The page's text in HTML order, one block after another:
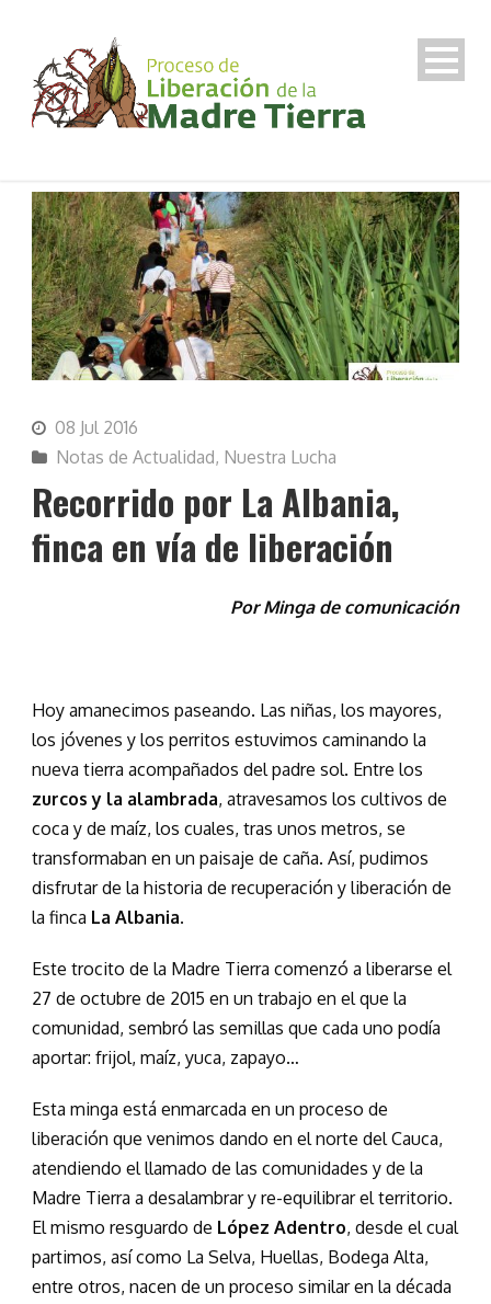
08 Jul 2016
Notas de Actualidad, Nuestra Lucha
Recorrido por La Albania,
finca en vía de liberación
Por Minga de comunicación
Hoy amanecimos paseando. Las niñas, los mayores,
los jóvenes y los perritos estuvimos caminando la
nueva tierra acompañados del padre sol. Entre los
zurcos y la alambrada, atravesamos los cultivos de
coca y de maíz, los cuales, tras unos metros, se
transformaban en un paisaje de caña. Así, pudimos
disfrutar de la historia de recuperación y liberación de
la finca La Albania.
Este trocito de la Madre Tierra comenzó a liberarse el
27 de octubre de 2015 en un trabajo en el que la
comunidad, sembró las semillas que cada uno podía
aportar: frijol, maíz, yuca, zapayo…
Esta minga está enmarcada en un proceso de
liberación que venimos dando en el norte del Cauca,
atendiendo el llamado de las comunidades y de la
Madre Tierra a desalambrar y re-equilibrar el territorio.
El mismo resguardo de López Adentro, desde el cual
partimos, así como La Selva, Huellas, Bodega Alta,
entre otros, nacen de un proceso similar en la década